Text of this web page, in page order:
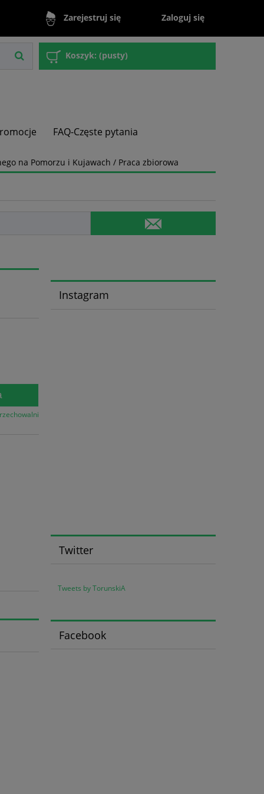
Zarejestruj się Zaloguj się
Koszyk: (pusty)
FAQ-Częste pytania
na Pomorzu i Kujawach / Praca zbiorowa
Instagram
Twitter
Tweets by TorunskiA
Facebook